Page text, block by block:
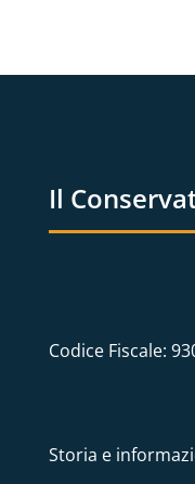
Il
Codice Fiscale:
Storia e